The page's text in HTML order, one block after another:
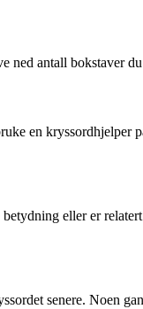
antall bokstaver
en kryssordhjelper
eller er
senere. Noen